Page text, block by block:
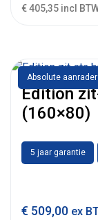
€ 405,35 incl
Absolute aanrader
Edition
(160×80)
5 jaar garantie
€ 509,00 ex